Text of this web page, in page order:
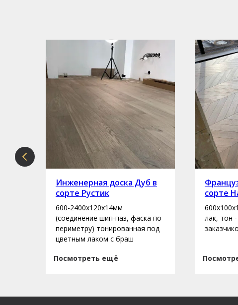
Инженерная доска Дуб в
сорте Рустик
600-2400х120х14мм
(соединение шип-паз, фаска по
периметру) тонированная под
цветным лаком с браш
Посмотреть ещё
сорте
лак, тон